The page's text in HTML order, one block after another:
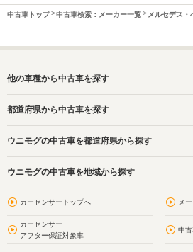
中古車トップ 中古車検索：メーカー一覧 メルセデス
他の車種から中古車を探す
都道府県から中古車を探す
ウニモグの中古車を都道府県から探す
ウニモグの中古車を地域から探す
カーセンサートップへ メ
カーセンサー
アフター保証対象車
中